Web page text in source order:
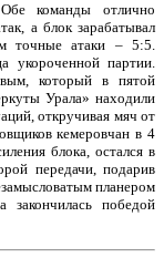
команды отлично
а блок зарабатывал
точные атаки – 5:5.
укороченной партии.
который в пятой
Урала» находили
откручивая мяч от
кемеровчан в 4
блока, остался в
передачи, подарив
планером
победой